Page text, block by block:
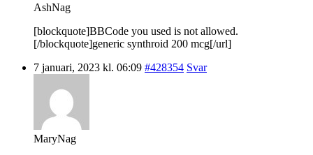
AshNag
[blockquote]BBCode you used is not allowed.
[/blockquote]generic synthroid 200 mcg[/url]
7 januari, 2023 kl. 06:09 #428354 Svar
MaryNag